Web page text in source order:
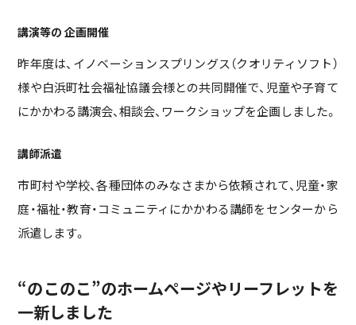
講演等の 企画開催
昨年度は、イノベーションスプリングス（クオリティソフト）
様や白浜町社会福祉協議会様との共同開催で、児童や子育て
にかかわる講演会、相談会、ワークショップを企画しました。
講師派遣
市町村や学校、各種団体のみなさまから依頼されて、児童・家
庭・福祉・教育・コミュニティにかかわる講師をセンターから
派遣します。
“のこのこ”のホームページやリーフレットを
一新しました